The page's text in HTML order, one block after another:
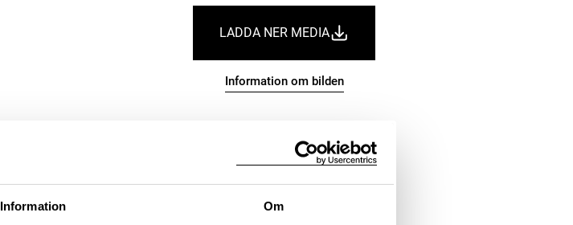
Information Om
LADDA NER MEDIA
Information om bilden